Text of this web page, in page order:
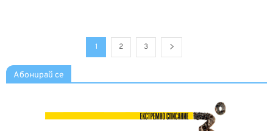
1 2 3
Абонирай се